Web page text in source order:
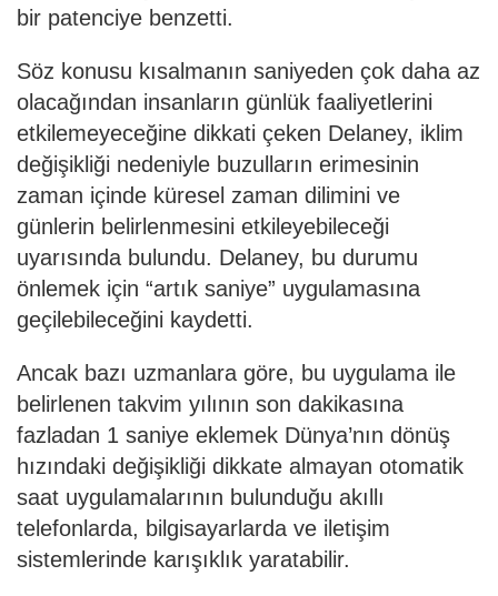
bir patenciye benzetti.
Söz konusu kısalmanın saniyeden çok daha az
olacağından insanların günlük faaliyetlerini
etkilemeyeceğine dikkati çeken Delaney, iklim
değişikliği nedeniyle buzulların erimesinin
zaman içinde küresel zaman dilimini ve
günlerin belirlenmesini etkileyebileceği
uyarısında bulundu. Delaney, bu durumu
önlemek için “artık saniye” uygulamasına
geçilebileceğini kaydetti.
Ancak bazı uzmanlara göre, bu uygulama ile
belirlenen takvim yılının son dakikasına
fazladan 1 saniye eklemek Dünya’nın dönüş
hızındaki değişikliği dikkate almayan otomatik
saat uygulamalarının bulunduğu akıllı
telefonlarda, bilgisayarlarda ve iletişim
sistemlerinde karışıklık yaratabilir.